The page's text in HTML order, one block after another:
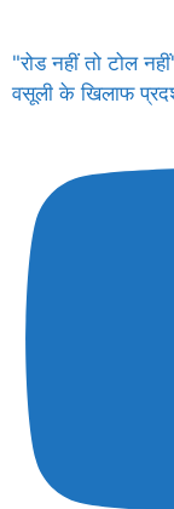
"रोड नहीं तो टोल
वसूली के खिलाफ